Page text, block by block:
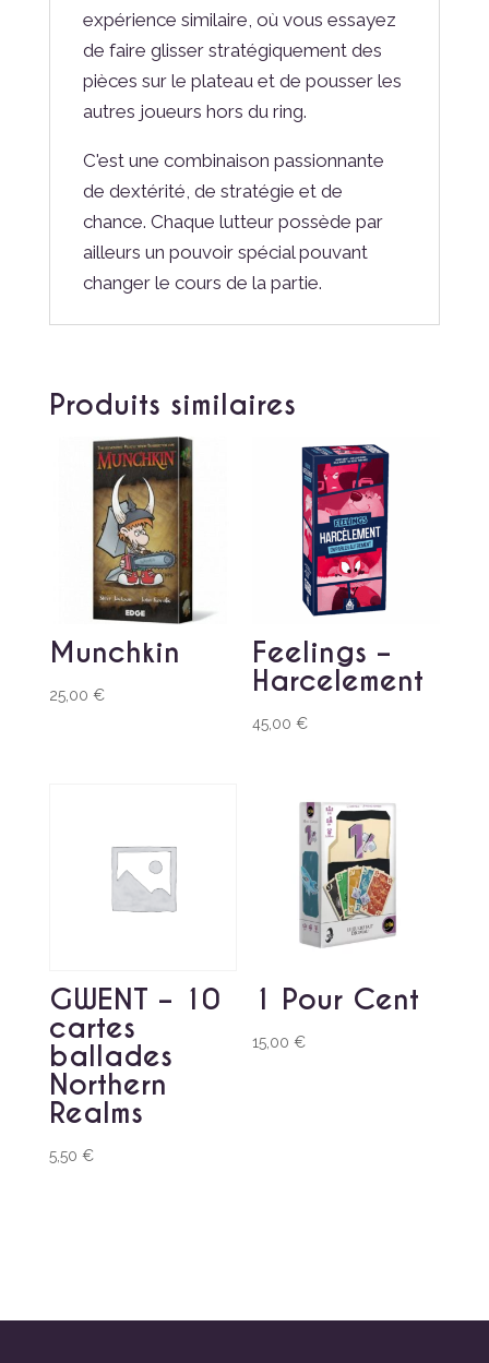
expérience similaire, où vous essayez
de faire glisser stratégiquement des
pièces sur le plateau et de pousser les
autres joueurs hors du ring.
C'est une combinaison passionnante
de dextérité, de stratégie et de
chance. Chaque lutteur possède par
ailleurs un pouvoir spécial pouvant
changer le cours de la partie.
Produits similaires
Munchkin
25,00 €
Feelings –
Harcelement
45,00€
GWENT – 10
cartes
ballades
Northern
Realms
5,50 €
1 Pour Cent
15,00€